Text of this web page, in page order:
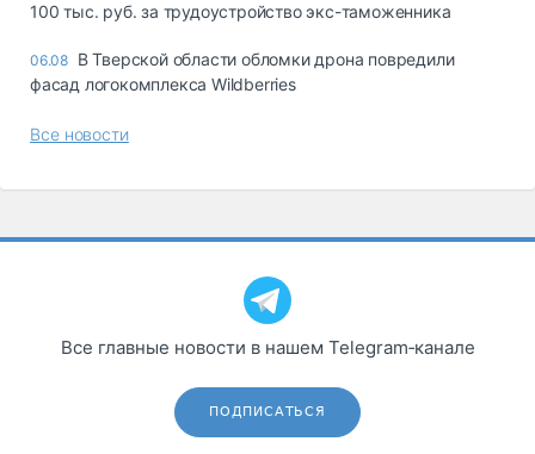
100 тыс. руб. за трудоустройство экс-таможенника
06.08 В Тверской области обломки дрона повредили
фасад логокомплекса Wildberries
Все новости
Все главные новости в нашем Telegram‑канале
ПОДПИСАТЬСЯ